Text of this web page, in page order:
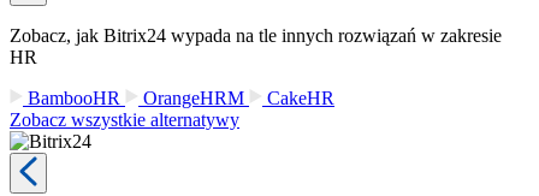
Zobacz, jak Bitrix24 wypada na tle innych rozwiązań w zakresie
HR
BambooHR
OrangeHRM
CakeHR
Zobacz wszystkie alternatywy